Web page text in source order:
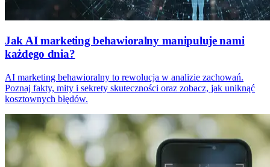
Jak AI marketing behawioralny manipuluje nami
każdego dnia?
AI marketing behawioralny to rewolucja w analizie zachowań.
Poznaj fakty, mity i sekrety skuteczności oraz zobacz, jak uniknąć
kosztownych błędów.